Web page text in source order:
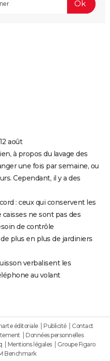
août
à propos du lavage des
une fois par semaine, ou
Cependant, il y a des
: ceux qui conservent les
ne sont pas des
de contrôle
plus en plus de jardiniers
verbalisent les
au volant
éditoriale Publicité
Contact
Données personnelles
Mentions légales
Groupe Figaro
Benchmark